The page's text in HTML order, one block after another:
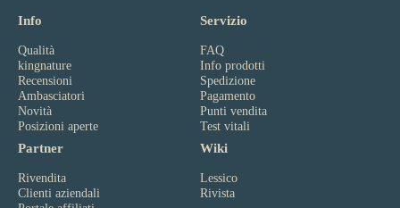
Info
Qualità
kingnature
Recensioni
Ambasciatori
Novità
Posizioni aperte
Servizio
FAQ
Info prodotti
Spedizione
Pagamento
Punti vendita
Test vitali
Partner
Rivendita
Clienti aziendali
Wiki
Lessico
Rivista